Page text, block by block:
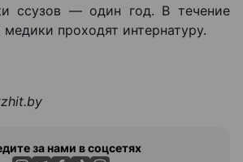
ссузов — один год. В течение
проходят интернатуру.
за нами в соцсетях